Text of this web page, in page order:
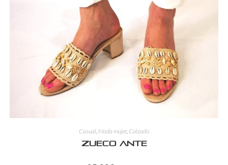
Casual Moda mujer, Calzado
Zueco ante